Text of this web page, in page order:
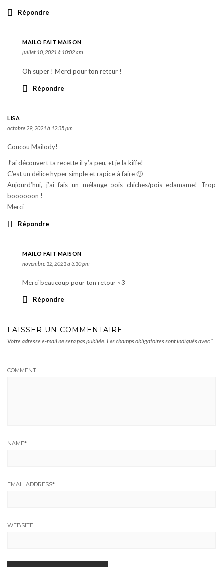
Répondre
MAILO FAIT MAISON
juillet 10, 2021 à 10:02 am
Oh super ! Merci pour ton retour !
Répondre
LISA
octobre 29, 2021 à 12:35 pm
Coucou Mailody!
J’ai découvert ta recette il y’a peu, et je la kiffe!
C’est un délice hyper simple et rapide à faire 🙂
Aujourd’hui, j’ai fais un mélange pois chiches/pois edamame! Trop
boooooon !
Merci
Répondre
MAILO FAIT MAISON
novembre 12, 2021 à 3:10 pm
Merci beaucoup pour ton retour <3
Répondre
LAISSER UN COMMENTAIRE
Votre adresse e-mail ne sera pas publiée. Les champs obligatoires sont indiqués avec *
COMMENT
NAME*
EMAIL ADDRESS*
WEBSITE